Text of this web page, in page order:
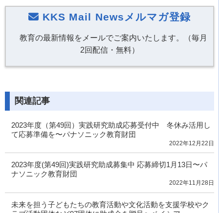
KKS Mail Newsメルマガ登録
教育の最新情報をメールでご案内いたします。（毎月
2回配信・無料）
関連記事
2023年度（第49回）実践研究助成応募受付中 冬休み活用し
て応募準備を〜パナソニック教育財団
2022年12月22日
2023年度(第49回)実践研究助成募集中 応募締切1月13日〜パ
ナソニック教育財団
2022年11月28日
未来を担う子どもたちの教育活動や文化活動を支援学校やク